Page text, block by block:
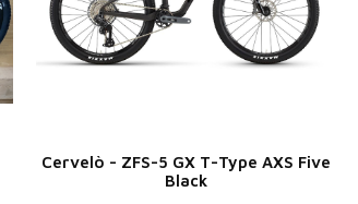
Cervelò - ZFS-5 GX T-Type AXS Five
Black